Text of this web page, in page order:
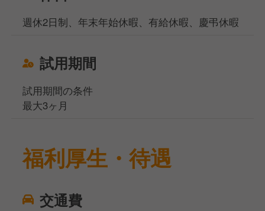
週休2日制、年末年始休暇、有給休暇、慶弔休暇
試用期間
試用期間の条件
最大3ヶ月
福利厚生・待遇
交通費